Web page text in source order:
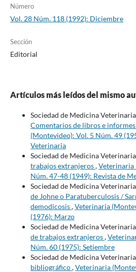
Número
Vol. 28 Núm. 118 (1992): Diciembre
Sección
Editorial
Artículos más leídos del mismo
Sociedad de Medicina
Comentarios de libros e informes
(Montevideo): Vol. 5 Núm. 49
Veterinaria
Sociedad de Medicina
trabajos extranjeros,Veterinaria
Núm. 47-48 (1949): Revista de
Sociedad de Medicina
de Johne o Paratuberculosis /
demodicosis,Veterinaria
(1976): Marzo
Sociedad de Medicina
de trabajos extranjeros,
Núm. 60 (1975): Setiembre
Sociedad de Medicina
bibliográfico,Veterinaria